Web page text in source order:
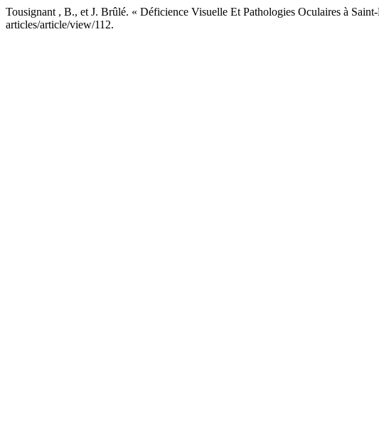
Tousignant , B., et J. Brûlé. « Déficience Visuelle Et Pathologies Oculaires à
articles/article/view/112.